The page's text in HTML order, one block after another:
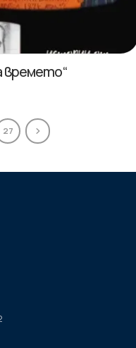
времето“
27